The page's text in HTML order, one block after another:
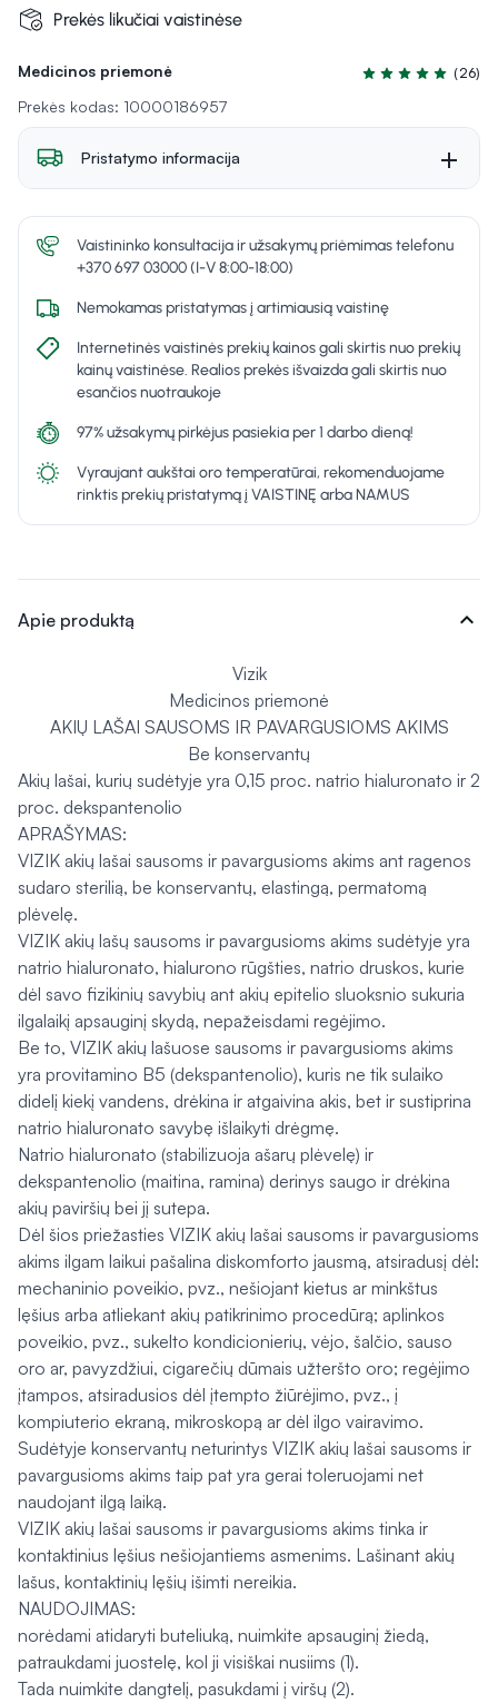
Medicinos priemonė
Įvertinimas 4.5 iš
(26)
Prekės kodas: 10000186957
Prekės likučiai vaistinėse
Pristatymo informacija
Vaistininko konsultacija ir užsakymų priėmimas telefonu
+370 697 03000 (I-V 8:00-18:00)
Nemokamas pristatymas į artimiausią vaistinę
Internetinės vaistinės prekių kainos gali skirtis nuo prekių
kainų vaistinėse. Realios prekės išvaizda gali skirtis nuo
esančios nuotraukoje
97% užsakymų pirkėjus pasiekia per 1 darbo dieną!
Vyraujant aukštai oro temperatūrai, rekomenduojame
rinktis prekių pristatymą į VAISTINĘ arba NAMUS
Apie produktą expand_more
Vizik
Medicinos priemonė
AKIŲ LAŠAI SAUSOMS IR PAVARGUSIOMS AKIMS
Be konservantų
Akių lašai, kurių sudėtyje yra 0,15 proc. natrio hialuronato ir 2
proc. dekspantenolio
APRAŠYMAS:
VIZIK akių lašai sausoms ir pavargusioms akims ant ragenos
sudaro sterilią, be konservantų, elastingą, permatomą
plėvelę.
VIZIK akių lašų sausoms ir pavargusioms akims sudėtyje yra
natrio hialuronato, hialurono rūgšties, natrio druskos, kurie
dėl savo ﬁzikinių savybių ant akių epitelio sluoksnio sukuria
ilgalaikį apsauginį skydą, nepažeisdami regėjimo.
Be to, VIZIK akių lašuose sausoms ir pavargusioms akims
yra provitamino B5 (dekspantenolio), kuris ne tik sulaiko
didelį kiekį vandens, drėkina ir atgaivina akis, bet ir sustiprina
natrio hialuronato savybę išlaikyti drėgmę.
Natrio hialuronato (stabilizuoja ašarų plėvelę) ir
dekspantenolio (maitina, ramina) derinys saugo ir drėkina
akių paviršių bei jį sutepa.
Dėl šios priežasties VIZIK akių lašai sausoms ir pavargusioms
akims ilgam laikui pašalina diskomforto jausmą, atsiradusį dėl:
mechaninio poveikio, pvz., nešiojant kietus ar minkštus
lęšius arba atliekant akių patikrinimo procedūrą; aplinkos
poveikio, pvz., sukelto kondicionierių, vėjo, šalčio, sauso
oro ar, pavyzdžiui, cigarečių dūmais užteršto oro; regėjimo
įtampos, atsiradusios dėl įtempto žiūrėjimo, pvz., į
kompiuterio ekraną, mikroskopą ar dėl ilgo vairavimo.
Sudėtyje konservantų neturintys VIZIK akių lašai sausoms ir
pavargusioms akims taip pat yra gerai toleruojami net
naudojant ilgą laiką.
VIZIK akių lašai sausoms ir pavargusioms akims tinka ir
kontaktinius lęšius nešiojantiems asmenims. Lašinant akių
lašus, kontaktinių lęšių išimti nereikia.
NAUDOJIMAS:
norėdami atidaryti buteliuką, nuimkite apsauginį žiedą,
patraukdami juostelę, kol ji visiškai nusiims (1).
Tada nuimkite dangtelį, pasukdami į viršų (2).